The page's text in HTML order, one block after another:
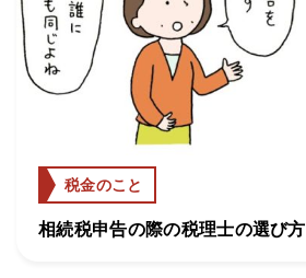
税金のこと
相続税申告の際の税理士の選び方